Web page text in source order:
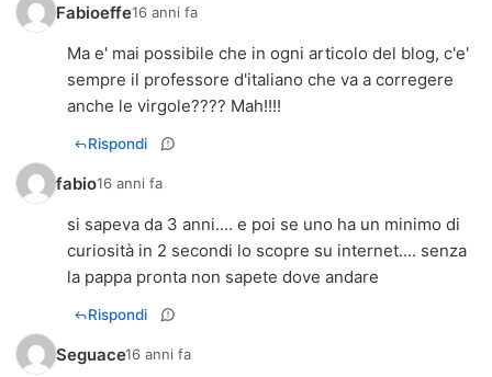
Fabioeffe16 anni fa
Ma e' mai possibile che in ogni articolo del blog, c'e'
sempre il professore d'italiano che va a corregere
anche le virgole???? Mah!!!!
Rispondi
fabio16 anni fa
si sapeva da 3 anni.... e poi se uno ha un minimo di
curiosità in 2 secondi lo scopre su internet.... senza
la pappa pronta non sapete dove andare
Rispondi
Seguace16 anni fa